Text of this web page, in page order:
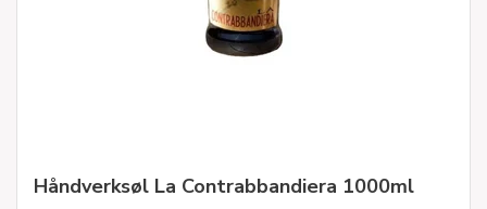
Håndverksøl La Contrabbandiera 1000ml